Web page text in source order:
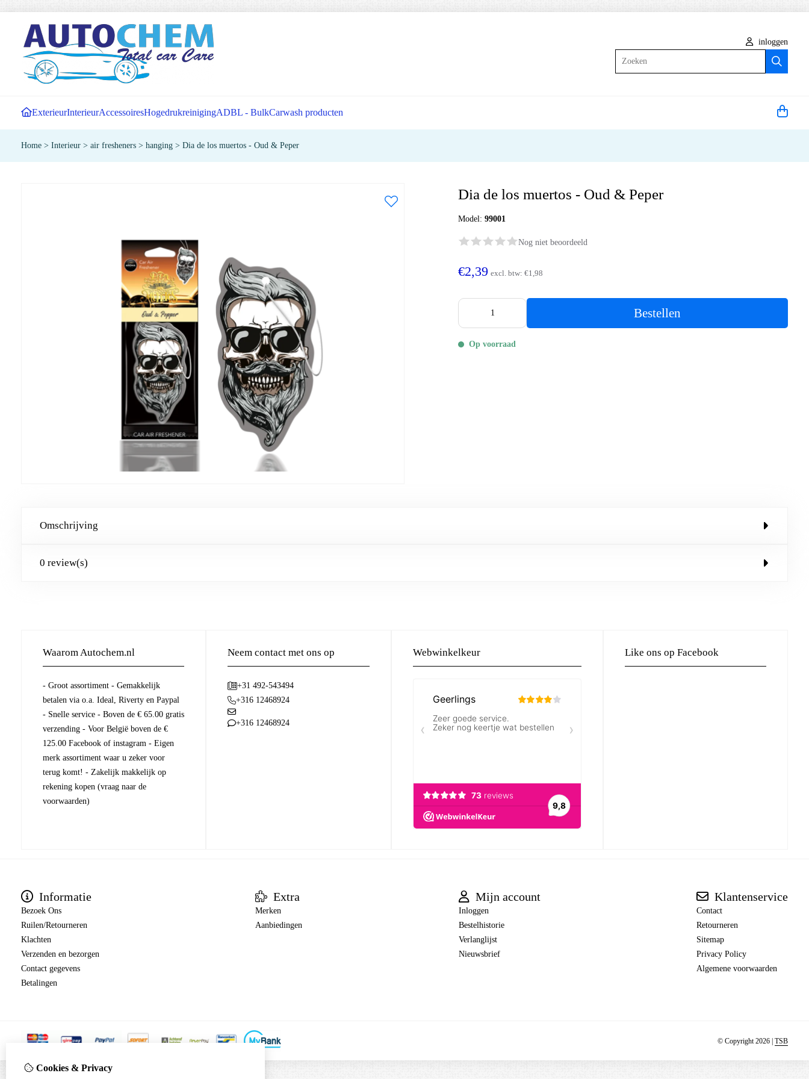
inloggen
ExterieurInterieurAccessoiresHogedrukreinigingADBL - BulkCarwash producten
Home > Interieur > air fresheners > hanging > Dia de los muertos - Oud & Peper
Dia de los muertos - Oud & Peper
Model:99001
Nog niet beoordeeld
€2,39 excl. btw:€1,98
Bestellen
Op voorraad
Omschrijving
0 review(s)
Waarom Autochem.nl
- Groot assortiment - Gemakkelijk
betalen via o.a. Ideal, Riverty en Paypal
- Snelle service - Boven de € 65.00 gratis
verzending - Voor België boven de €
125.00 Facebook of instagram - Eigen
merk assortiment waar u zeker voor
terug komt! - Zakelijk makkelijk op
rekening kopen (vraag naar de
voorwaarden)
Neem contact met ons op
+31 492-543494
+316 12468924
+316 12468924
Webwinkelkeur Like ons op Facebook
Informatie
Bezoek Ons
Ruilen/Retourneren
Klachten
Verzenden en bezorgen
Contact gegevens
Betalingen
Extra
Merken
Aanbiedingen
Mijn account
Inloggen
Bestelhistorie
Verlanglijst
Nieuwsbrief
Klantenservice
Contact
Retourneren
Sitemap
Privacy Policy
Algemene voorwaarden
© Copyright 2026 | TSB
Cookies & Privacy